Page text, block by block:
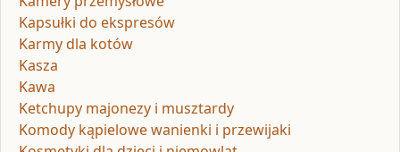
Kapsułki do ekspresów
Karmy dla kotów
Kasza
Kawa
Ketchupy majonezy i musztardy
Komody kąpielowe wanienki i przewijaki